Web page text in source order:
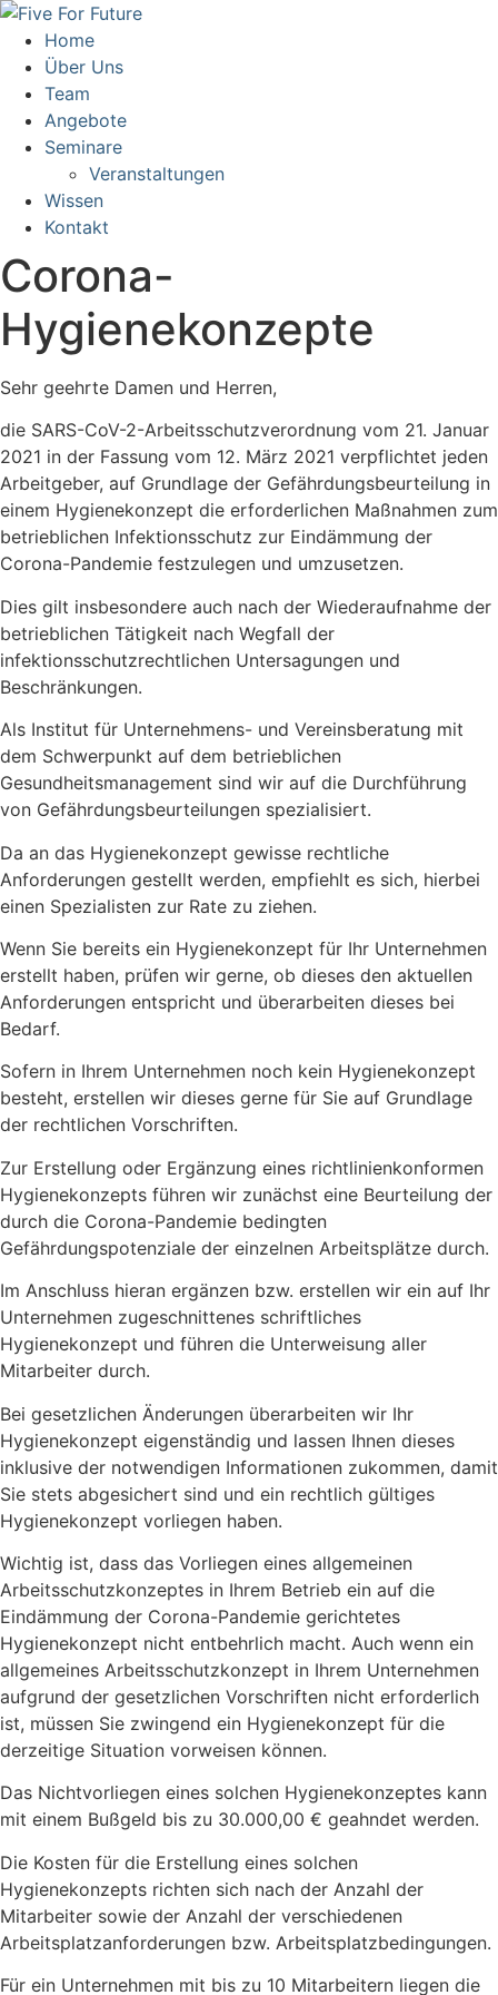
Home
Über Uns
Team
Angebote
Seminare
Veranstaltungen
Wissen
Kontakt
Corona-
Hygienekonzepte
Sehr geehrte Damen und Herren,
die SARS-CoV-2-Arbeitsschutzverordnung vom 21. Januar
2021 in der Fassung vom 12. März 2021 verpflichtet jeden
Arbeitgeber, auf Grundlage der Gefährdungsbeurteilung in
einem Hygienekonzept die erforderlichen Maßnahmen zum
betrieblichen Infektionsschutz zur Eindämmung der
Corona-Pandemie festzulegen und umzusetzen.
Dies gilt insbesondere auch nach der Wiederaufnahme der
betrieblichen Tätigkeit nach Wegfall der
infektionsschutzrechtlichen Untersagungen und
Beschränkungen.
Als Institut für Unternehmens- und Vereinsberatung mit
dem Schwerpunkt auf dem betrieblichen
Gesundheitsmanagement sind wir auf die Durchführung
von Gefährdungsbeurteilungen spezialisiert.
Da an das Hygienekonzept gewisse rechtliche
Anforderungen gestellt werden, empfiehlt es sich, hierbei
einen Spezialisten zur Rate zu ziehen.
Wenn Sie bereits ein Hygienekonzept für Ihr Unternehmen
erstellt haben, prüfen wir gerne, ob dieses den aktuellen
Anforderungen entspricht und überarbeiten dieses bei
Bedarf.
Sofern in Ihrem Unternehmen noch kein Hygienekonzept
besteht, erstellen wir dieses gerne für Sie auf Grundlage
der rechtlichen Vorschriften.
Zur Erstellung oder Ergänzung eines richtlinienkonformen
Hygienekonzepts führen wir zunächst eine Beurteilung der
durch die Corona-Pandemie bedingten
Gefährdungspotenziale der einzelnen Arbeitsplätze durch.
Im Anschluss hieran ergänzen bzw. erstellen wir ein auf Ihr
Unternehmen zugeschnittenes schriftliches
Hygienekonzept und führen die Unterweisung aller
Mitarbeiter durch.
Bei gesetzlichen Änderungen überarbeiten wir Ihr
Hygienekonzept eigenständig und lassen Ihnen dieses
inklusive der notwendigen Informationen zukommen, damit
Sie stets abgesichert sind und ein rechtlich gültiges
Hygienekonzept vorliegen haben.
Wichtig ist, dass das Vorliegen eines allgemeinen
Arbeitsschutzkonzeptes in Ihrem Betrieb ein auf die
Eindämmung der Corona-Pandemie gerichtetes
Hygienekonzept nicht entbehrlich macht. Auch wenn ein
allgemeines Arbeitsschutzkonzept in Ihrem Unternehmen
aufgrund der gesetzlichen Vorschriften nicht erforderlich
ist, müssen Sie zwingend ein Hygienekonzept für die
derzeitige Situation vorweisen können.
Das Nichtvorliegen eines solchen Hygienekonzeptes kann
mit einem Bußgeld bis zu 30.000,00 € geahndet werden.
Die Kosten für die Erstellung eines solchen
Hygienekonzepts richten sich nach der Anzahl der
Mitarbeiter sowie der Anzahl der verschiedenen
Arbeitsplatzanforderungen bzw. Arbeitsplatzbedingungen.
Für ein Unternehmen mit bis zu 10 Mitarbeitern liegen die